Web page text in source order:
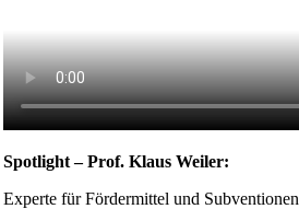
Spotlight – Prof. Klaus Weiler:
Experte für Fördermittel und Subventionen